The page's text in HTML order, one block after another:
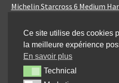
Michelin Starcross 6 Medium
92,95€
Continental TKC 80 (M+S) 150/
(arrière)
Ce site utilise des cookies
la meilleure expérience
En savoir plus
TechnicalTechnical